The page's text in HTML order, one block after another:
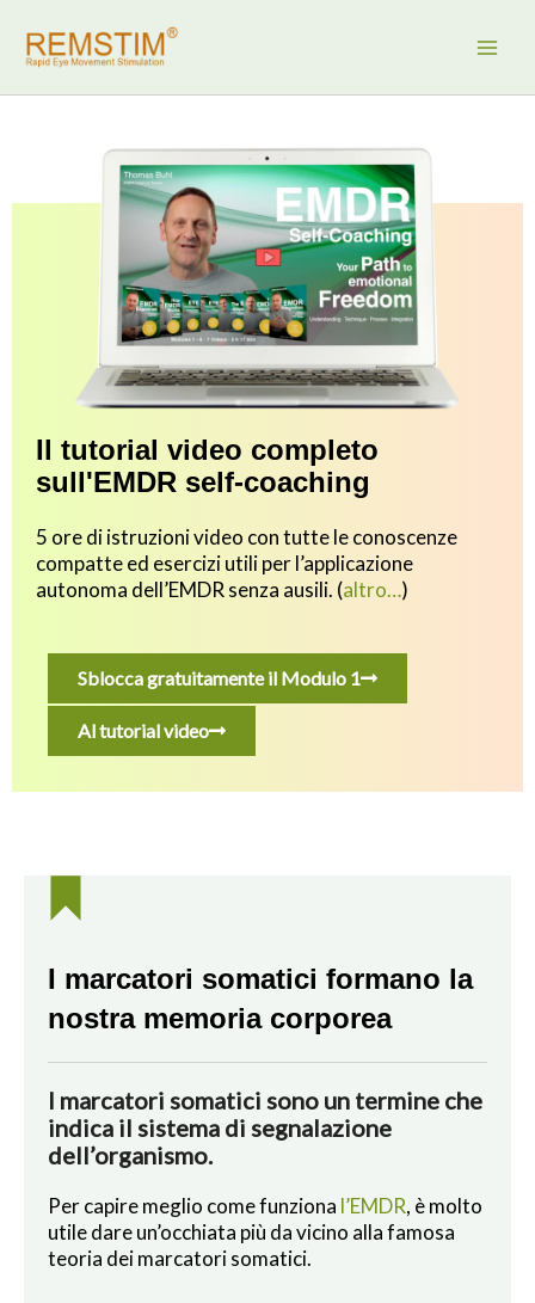
contenuto
Il tutorial video completo
sull'EMDR self-coaching
5 ore di istruzioni video con tutte le conoscenze
compatte ed esercizi utili per l’applicazione
autonoma dell’EMDR senza ausili. (altro…)
Sblocca gratuitamente il Modulo 1
Al tutorial video
I marcatori somatici formano la
nostra memoria corporea
I marcatori somatici sono un termine che
indica il sistema di segnalazione
dell’organismo.
Per capire meglio come funziona l’EMDR, è molto
utile dare un’occhiata più da vicino alla famosa
teoria dei marcatori somatici.